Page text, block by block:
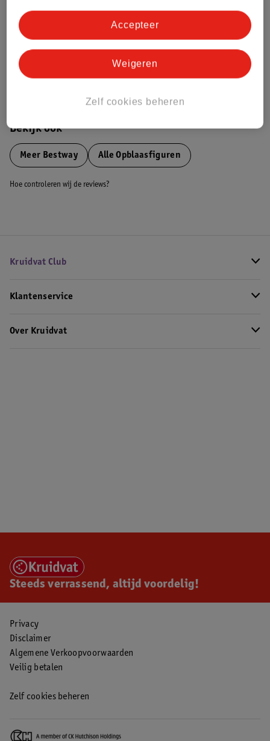
Dit product heeft (nog) geen Nature
Impact Score.
Bekijk ook
Meer Bestway Alle Opblaasfiguren
Hoe controleren wij de reviews?
Kruidvat Club
Klantenservice
Over Kruidvat
Steeds verrassend, altijd voordelig!
Privacy
Disclaimer
Algemene Verkoopvoorwaarden
Veilig betalen
Zelf cookies beheren
Zelf cookies beheren
Weigeren
Accepteer